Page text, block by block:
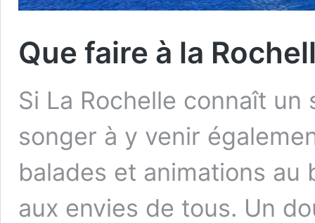
Que faire à la
Si La Rochelle connaît
songer à y venir
balades et animations
aux envies de tous. Un